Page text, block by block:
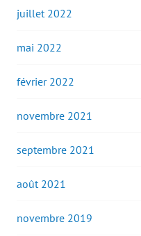
juillet 2022
mai 2022
février 2022
novembre 2021
septembre 2021
août 2021
novembre 2019